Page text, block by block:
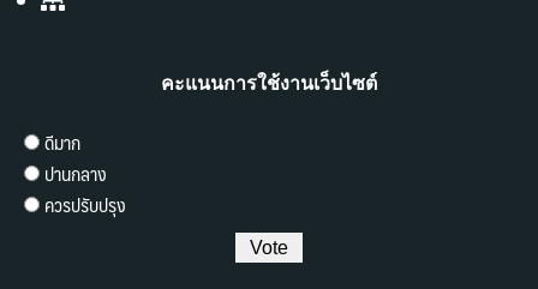
คะแนนการใช้งานเว็บไซต์
ดีมาก
ปานกลาง
ควรปรับปรุง